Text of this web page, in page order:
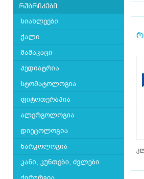
რუბრიკები
სიახლეები
ქალი
მამაკაცი
პედიატრია
სტომატოლოგია
ფიტოთერაპია
ალერგოლოგია
დიეტოლოგია
ნარკოლოგია
კანი, კუნთები, ძვლები